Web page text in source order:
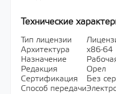
Технические
Тип лицензии
Архитектура
х86-64
Назначение
Редакция
Орел
Сертификация
Без
Способ передачи